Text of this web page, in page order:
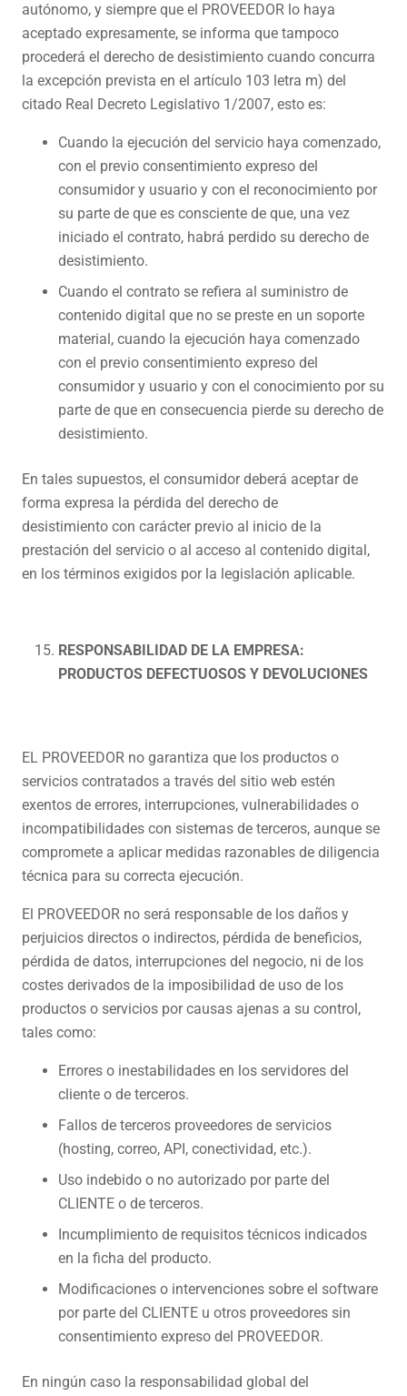
autónomo, y siempre que el PROVEEDOR lo haya
aceptado expresamente, se informa que tampoco
procederá el derecho de desistimiento cuando concurra
la excepción prevista en el artículo 103 letra m) del
citado Real Decreto Legislativo 1/2007, esto es:
Cuando la ejecución del servicio haya comenzado,
con el previo consentimiento expreso del
consumidor y usuario y con el reconocimiento por
su parte de que es consciente de que, una vez
iniciado el contrato, habrá perdido su derecho de
desistimiento.
Cuando el contrato se refiera al suministro de
contenido digital que no se preste en un soporte
material, cuando la ejecución haya comenzado
con el previo consentimiento expreso del
consumidor y usuario y con el conocimiento por su
parte de que en consecuencia pierde su derecho de
desistimiento.
En tales supuestos, el consumidor deberá aceptar de
forma expresa la pérdida del derecho de
desistimiento con carácter previo al inicio de la
prestación del servicio o al acceso al contenido digital,
en los términos exigidos por la legislación aplicable.
RESPONSABILIDAD DE LA EMPRESA:
PRODUCTOS DEFECTUOSOS Y DEVOLUCIONES
EL PROVEEDOR no garantiza que los productos o
servicios contratados a través del sitio web estén
exentos de errores, interrupciones, vulnerabilidades o
incompatibilidades con sistemas de terceros, aunque se
compromete a aplicar medidas razonables de diligencia
técnica para su correcta ejecución.
El PROVEEDOR no será responsable de los daños y
perjuicios directos o indirectos, pérdida de beneficios,
pérdida de datos, interrupciones del negocio, ni de los
costes derivados de la imposibilidad de uso de los
productos o servicios por causas ajenas a su control,
tales como:
Errores o inestabilidades en los servidores del
cliente o de terceros.
Fallos de terceros proveedores de servicios
(hosting, correo, API, conectividad, etc.).
Uso indebido o no autorizado por parte del
CLIENTE o de terceros.
Incumplimiento de requisitos técnicos indicados
en la ficha del producto.
Modificaciones o intervenciones sobre el software
por parte del CLIENTE u otros proveedores sin
consentimiento expreso del PROVEEDOR.
En ningún caso la responsabilidad global del